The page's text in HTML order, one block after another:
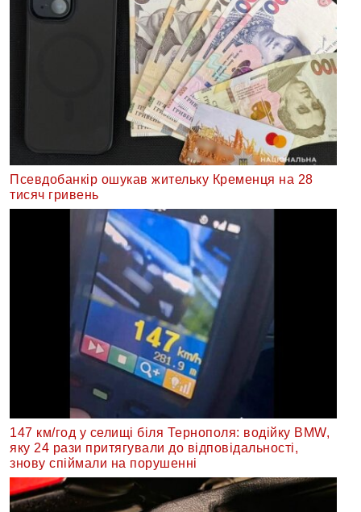
Псевдобанкір ошукав жительку Кременця на 28
тисяч гривень
147 км/год у селищі біля Тернополя: водійку BMW,
яку 24 рази притягували до відповідальності,
знову спіймали на порушенні